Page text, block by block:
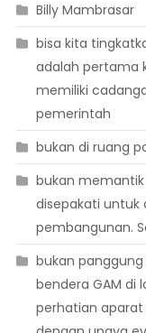
Billy Mambrasar
bisa kita
adalah pertama
memiliki
pemerintah
bukan di ruang
bukan
disepakati untuk
pembangunan.
bukan panggung
bendera GAM di
perhatian aparat